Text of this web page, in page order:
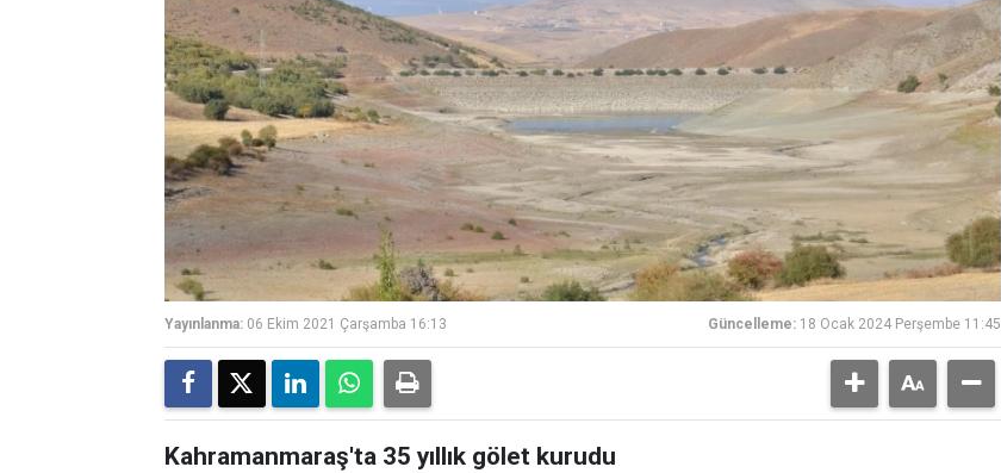
Yayınlanma: 06 Ekim 2021 Çarşamba 16:13 Güncelleme: 18 Ocak 2024 Perşembe 11:45
Kahramanmaraş'ta 35 yıllık gölet kurudu